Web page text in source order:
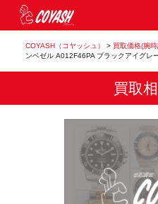
COYASH（コヤッシュ） > 買取価格(腕
ンベゼル A012F46PA ブラックアイグレ
買取